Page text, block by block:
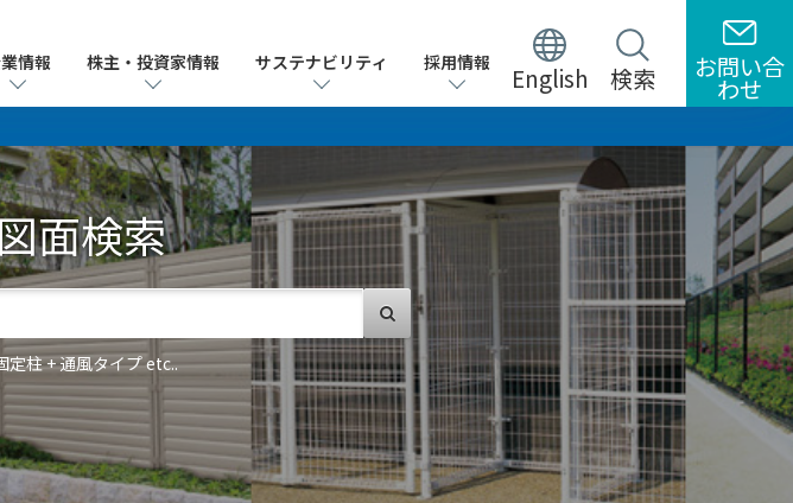
情報 株主・投資家情報 サステナビリティ 採用情報 English 検索 お問い合
わせ
情報 株主・投資家情報 サステナビリティ 採用情報 English 検索 お問い合
わせ
面検索
定柱 + 通風タイプ etc..